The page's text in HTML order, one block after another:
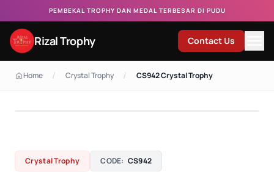
PEMBEKAL TROPHY DAN MEDAL TERBESAR DI PUDU
Rizal Trophy Contact Us
Home / Crystal Trophy / CS942 Crystal Trophy
Crystal Trophy CODE: CS942